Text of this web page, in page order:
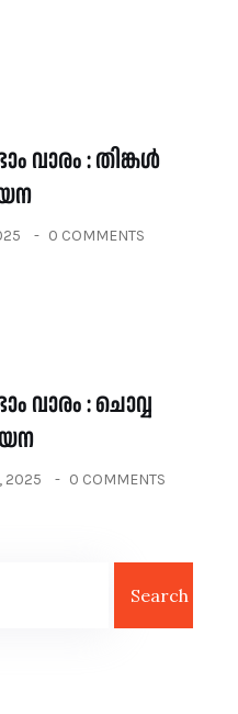
വാരം : തിങ്കൾ
0 COMMENTS
വാരം : ചൊവ്വ
2025 0 COMMENTS
Search